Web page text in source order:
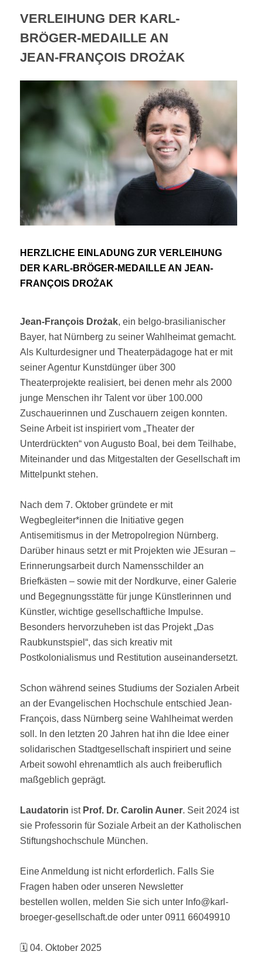
VERLEIHUNG DER KARL-
BRÖGER-MEDAILLE AN
JEAN-FRANÇOIS DROŻAK
HERZLICHE EINLADUNG ZUR VERLEIHUNG
DER KARL-BRÖGER-MEDAILLE AN JEAN-
FRANÇOIS DROŻAK
Jean-François Drożak, ein belgo-brasilianischer
Bayer, hat Nürnberg zu seiner Wahlheimat gemacht.
Als Kulturdesigner und Theaterpädagoge hat er mit
seiner Agentur Kunstdünger über 300
Theaterprojekte realisiert, bei denen mehr als 2000
junge Menschen ihr Talent vor über 100.000
Zuschauerinnen und Zuschauern zeigen konnten.
Seine Arbeit ist inspiriert vom „Theater der
Unterdrückten“ von Augusto Boal, bei dem Teilhabe,
Miteinander und das Mitgestalten der Gesellschaft im
Mittelpunkt stehen.
Nach dem 7. Oktober gründete er mit
Wegbegleiter*innen die Initiative gegen
Antisemitismus in der Metropolregion Nürnberg.
Darüber hinaus setzt er mit Projekten wie JEsuran –
Erinnerungsarbeit durch Namensschilder an
Briefkästen – sowie mit der Nordkurve, einer Galerie
und Begegnungsstätte für junge Künstlerinnen und
Künstler, wichtige gesellschaftliche Impulse.
Besonders hervorzuheben ist das Projekt „Das
Raubkunstspiel“, das sich kreativ mit
Postkolonialismus und Restitution auseinandersetzt.
Schon während seines Studiums der Sozialen Arbeit
an der Evangelischen Hochschule entschied Jean-
François, dass Nürnberg seine Wahlheimat werden
soll. In den letzten 20 Jahren hat ihn die Idee einer
solidarischen Stadtgesellschaft inspiriert und seine
Arbeit sowohl ehrenamtlich als auch freiberuflich
maßgeblich geprägt.
Laudatorin ist Prof. Dr. Carolin Auner. Seit 2024 ist
sie Professorin für Soziale Arbeit an der Katholischen
Stiftungshochschule München.
Eine Anmeldung ist nicht erforderlich. Falls Sie
Fragen haben oder unseren Newsletter
bestellen wollen, melden Sie sich unter Info@karl-
broeger-gesellschaft.de oder unter 0911 66049910
🗓 04. Oktober 2025